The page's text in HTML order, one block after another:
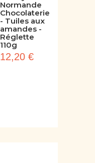
La Royale
Normande
Chocolaterie
- Tuiles aux
amandes -
Réglette
110g